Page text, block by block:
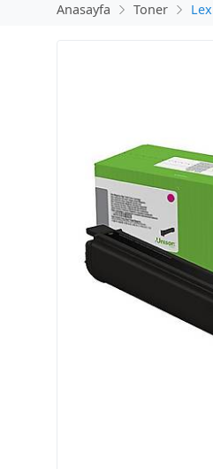
Anasayfa Toner